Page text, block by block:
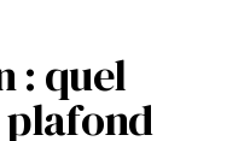
: quel